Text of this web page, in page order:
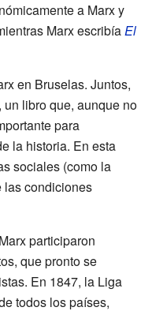
a Marx y
Marx escribíaEl
en Bruselas. Juntos,
, un libro que, aunque no
para
la historia. En esta
sociales (como la
las condiciones
participaron
que pronto se
En 1847, la Liga
todos los países,